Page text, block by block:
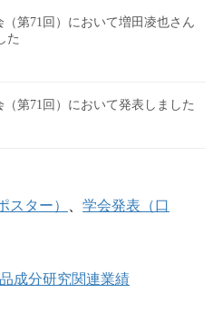
第71回）において増田凌也さん
た
第71回）において発表しました
スター）
学会発表（口
成分研究関連業績